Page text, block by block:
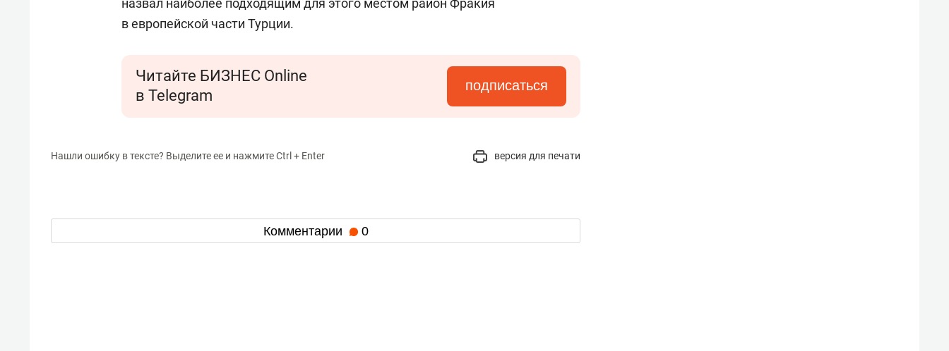
назвал наиболее подходящим для этого местом район Фракия
в европейской части Турции.
Читайте БИЗНЕС Online
в Telegram
подписаться
Нашли ошибку в тексте? Выделите ее и нажмите Ctrl + Enter версия для печати
Комментарии 0